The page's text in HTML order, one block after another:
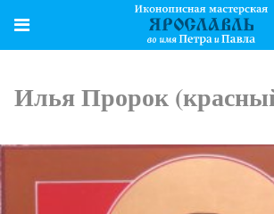
Илья Пророк